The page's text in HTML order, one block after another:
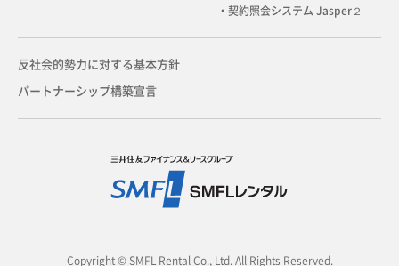
・契約照会システム Jasper２
反社会的勢力に対する基本方針
パートナーシップ構築宣言
Copyright © SMFL Rental Co., Ltd. All Rights Reserved.